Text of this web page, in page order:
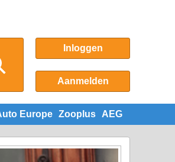
Inloggen
Aanmelden
Europe Zooplus AEG